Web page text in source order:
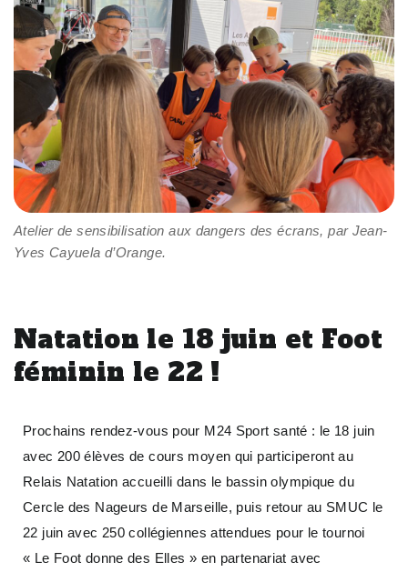
Atelier de sensibilisation aux dangers des écrans, par Jean-
Yves Cayuela d’Orange.
Natation le 18 juin et Foot
féminin le 22 !
Prochains rendez-vous pour M24 Sport santé : le 18 juin
avec 200 élèves de cours moyen qui participeront au
Relais Natation accueilli dans le bassin olympique du
Cercle des Nageurs de Marseille, puis retour au SMUC le
22 juin avec 250 collégiennes attendues pour le tournoi
« Le Foot donne des Elles » en partenariat avec